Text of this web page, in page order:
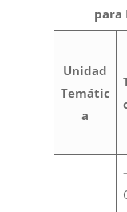
para
Unidad
Temátic
a